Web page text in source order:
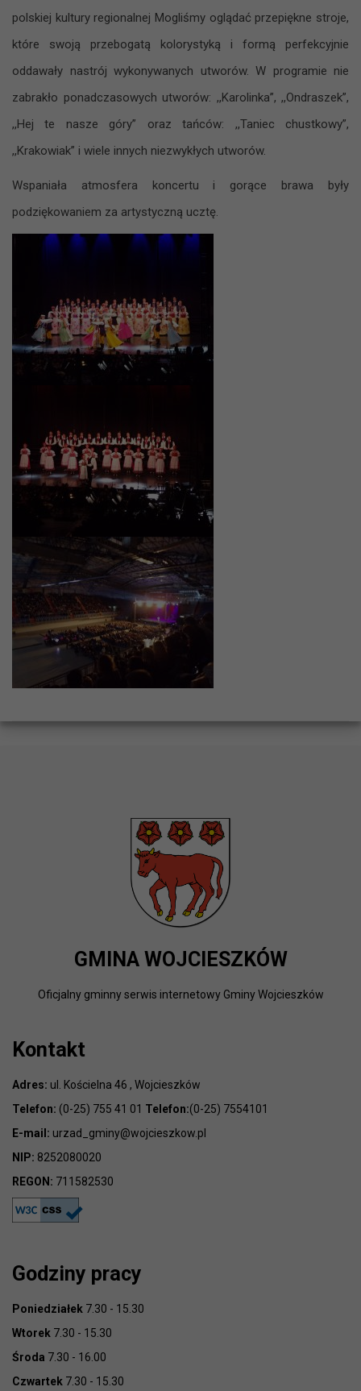
polskiej kultury regionalnej Mogliśmy oglądać przepiękne stroje,
które swoją przebogatą kolorystyką i formą perfekcyjnie
oddawały nastrój wykonywanych utworów. W programie nie
zabrakło ponadczasowych utworów: ,,Karolinka”, ,,Ondraszek”,
,,Hej te nasze góry” oraz tańców: ,,Taniec chustkowy”,
,,Krakowiak” i wiele innych niezwykłych utworów.
Wspaniała atmosfera koncertu i gorące brawa były
podziękowaniem za artystyczną ucztę.
GMINA WOJCIESZKÓW
Oficjalny gminny serwis internetowy Gminy Wojcieszków
Kontakt
Adres: ul. Kościelna 46 , Wojcieszków
Telefon: (0-25) 755 41 01 Telefon:(0-25) 7554101
E-mail: urzad_gminy@wojcieszkow.pl
NIP: 8252080020
REGON: 711582530
Godziny pracy
Poniedziałek 7.30 - 15.30
Wtorek 7.30 - 15.30
Środa 7.30 - 16.00
Czwartek 7.30 - 15.30